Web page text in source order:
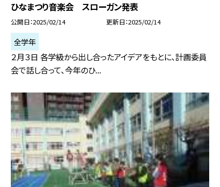
ひなまつり音楽会 スローガン発表
公開日 2025/02/14 更新日 2025/02/14
全学年
２月３日 各学級から出し合ったアイデアをもとに、計画委員
会で話し合って、今年のひ...